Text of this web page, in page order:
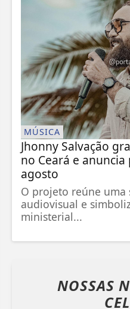
MÚSICA
Jhonny Salvação
no Ceará e
agosto
O projeto reúne uma
audiovisual e
ministerial...
NOSSAS